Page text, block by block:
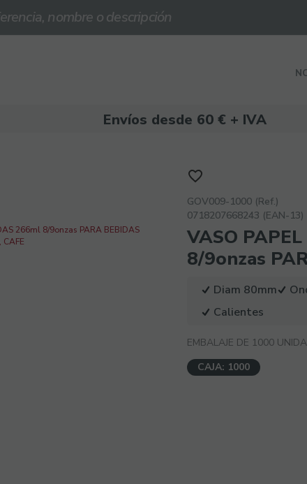
Envíos desde 60 € + IVA
GOV009-1000 (Ref.)
0718207668243 (EAN-13)
VASO
8/9onzas
Diam 80mm
Calientes
EMBALAJE DE 1000
CAJA: 1000